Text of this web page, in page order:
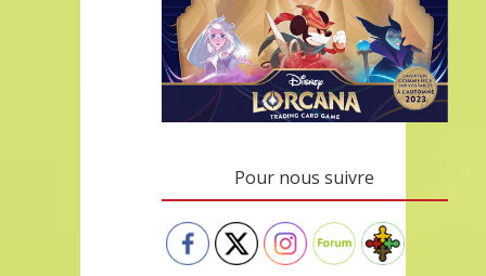
Pour nous suivre